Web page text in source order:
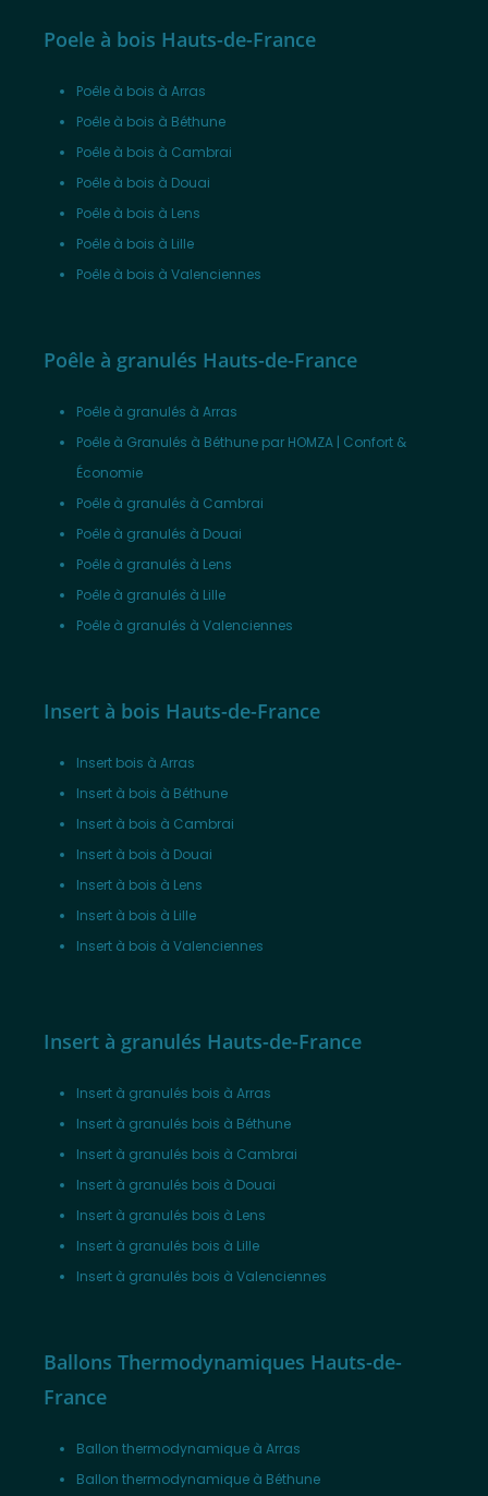
Poele à bois Hauts-de-France
Poêle à bois à Arras
Poêle à bois à Béthune
Poêle à bois à Cambrai
Poêle à bois à Douai
Poêle à bois à Lens
Poêle à bois à Lille
Poêle à bois à Valenciennes
Poêle à granulés Hauts-de-France
Poêle à granulés à Arras
Poêle à Granulés à Béthune par HOMZA | Confort &
Économie
Poêle à granulés à Cambrai
Poêle à granulés à Douai
Poêle à granulés à Lens
Poêle à granulés à Lille
Poêle à granulés à Valenciennes
Insert à bois Hauts-de-France
Insert bois à Arras
Insert à bois à Béthune
Insert à bois à Cambrai
Insert à bois à Douai
Insert à bois à Lens
Insert à bois à Lille
Insert à bois à Valenciennes
Insert à granulés Hauts-de-France
Insert à granulés bois à Arras
Insert à granulés bois à Béthune
Insert à granulés bois à Cambrai
Insert à granulés bois à Douai
Insert à granulés bois à Lens
Insert à granulés bois à Lille
Insert à granulés bois à Valenciennes
Ballons Thermodynamiques Hauts-de-
France
Ballon thermodynamique à Arras
Ballon thermodynamique à Béthune